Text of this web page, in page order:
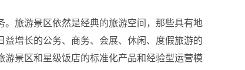
旅游景区依然是经典的旅游空间，那些具有地
增长的公务、商务、会展、休闲、度假旅游的
景区和星级饭店的标准化产品和经验型运营模